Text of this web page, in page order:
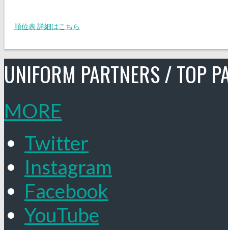
順位表 詳細はこちら
UNIFORM PARTNERS / TOP
MORE
Twitter
Instagram
Facebook
YouTube